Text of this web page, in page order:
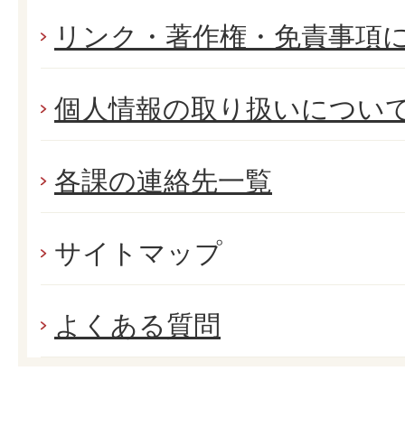
リンク・著作権・免責事項
個人情報の取り扱いについ
各課の連絡先一覧
サイトマップ
よくある質問